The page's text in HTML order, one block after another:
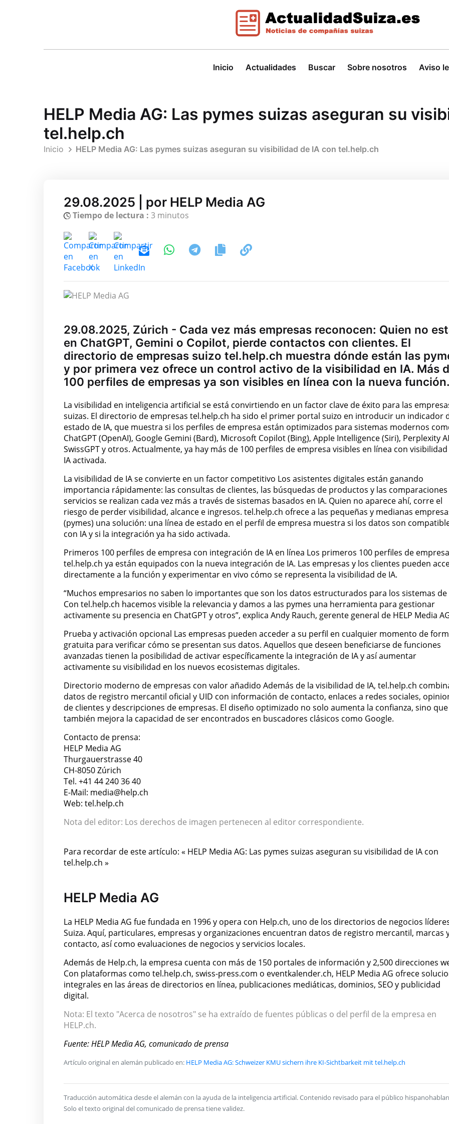
Inicio Actualidades Buscar Sobre nosotros Aviso
HELP Media AG: Las pymes suizas aseguran su
tel.help.ch
Inicio HELP Media AG: Las pymes suizas aseguran su visibilidad de IA con tel.help.ch
29.08.2025 | por HELP Media AG
Tiempo de lectura : 3 minutos
29.08.2025, Zúrich - Cada vez más empresas reconocen: Quien no
en ChatGPT, Gemini o Copilot, pierde contactos con clientes. El
directorio de empresas suizo tel.help.ch muestra dónde están las
y por primera vez ofrece un control activo de la visibilidad en IA. Más
100 perfiles de empresas ya son visibles en línea con la nueva función.
La visibilidad en inteligencia artificial se está convirtiendo en un factor clave de éxito para las
suizas. El directorio de empresas tel.help.ch ha sido el primer portal suizo en introducir un indicador
estado de IA, que muestra si los perfiles de empresa están optimizados para sistemas modernos
ChatGPT (OpenAI), Google Gemini (Bard), Microsoft Copilot (Bing), Apple Intelligence (Siri), Perplexity
SwissGPT y otros. Actualmente, ya hay más de 100 perfiles de empresa visibles en línea con
IA activada.
La visibilidad de IA se convierte en un factor competitivo Los asistentes digitales están ganando
importancia rápidamente: las consultas de clientes, las búsquedas de productos y las
servicios se realizan cada vez más a través de sistemas basados en IA. Quien no aparece ahí, corre el
riesgo de perder visibilidad, alcance e ingresos. tel.help.ch ofrece a las pequeñas y medianas
(pymes) una solución: una línea de estado en el perfil de empresa muestra si los datos son
con IA y si la integración ya ha sido activada.
Primeros 100 perfiles de empresa con integración de IA en línea Los primeros 100 perfiles de
tel.help.ch ya están equipados con la nueva integración de IA. Las empresas y los clientes pueden
directamente a la función y experimentar en vivo cómo se representa la visibilidad de IA.
“Muchos empresarios no saben lo importantes que son los datos estructurados para los sistemas de
Con tel.help.ch hacemos visible la relevancia y damos a las pymes una herramienta para gestionar
activamente su presencia en ChatGPT y otros”, explica Andy Rauch, gerente general de HELP Media
Prueba y activación opcional Las empresas pueden acceder a su perfil en cualquier momento de
gratuita para verificar cómo se presentan sus datos. Aquellos que deseen beneficiarse de funciones
avanzadas tienen la posibilidad de activar específicamente la integración de IA y así aumentar
activamente su visibilidad en los nuevos ecosistemas digitales.
Directorio moderno de empresas con valor añadido Además de la visibilidad de IA, tel.help.ch
datos de registro mercantil oficial y UID con información de contacto, enlaces a redes sociales,
de clientes y descripciones de empresas. El diseño optimizado no solo aumenta la confianza, sino que
también mejora la capacidad de ser encontrados en buscadores clásicos como Google.
Contacto de prensa:
HELP Media AG
Thurgauerstrasse 40
CH-8050 Zúrich
Tel. +41 44 240 36 40
E-Mail: media@help.ch
Web: tel.help.ch
Nota del editor: Los derechos de imagen pertenecen al editor correspondiente.
Para recordar de este artículo: « HELP Media AG: Las pymes suizas aseguran su visibilidad de IA con
tel.help.ch »
HELP Media AG
La HELP Media AG fue fundada en 1996 y opera con Help.ch, uno de los directorios de negocios
Suiza. Aquí, particulares, empresas y organizaciones encuentran datos de registro mercantil, marcas
contacto, así como evaluaciones de negocios y servicios locales.
Además de Help.ch, la empresa cuenta con más de 150 portales de información y 2,500 direcciones
Con plataformas como tel.help.ch, swiss-press.com o eventkalender.ch, HELP Media AG ofrece
integrales en las áreas de directorios en línea, publicaciones mediáticas, dominios, SEO y publicidad
digital.
Nota: El texto "Acerca de nosotros" se ha extraído de fuentes públicas o del perfil de la empresa en
HELP.ch.
Fuente: HELP Media AG, comunicado de prensa
Artículo original en alemán publicado en: HELP Media AG: Schweizer KMU sichern ihre KI-Sichtbarkeit mit tel.help.ch
Traducción automática desde el alemán con la ayuda de la inteligencia artificial. Contenido revisado para el público
Solo el texto original del comunicado de prensa tiene validez.